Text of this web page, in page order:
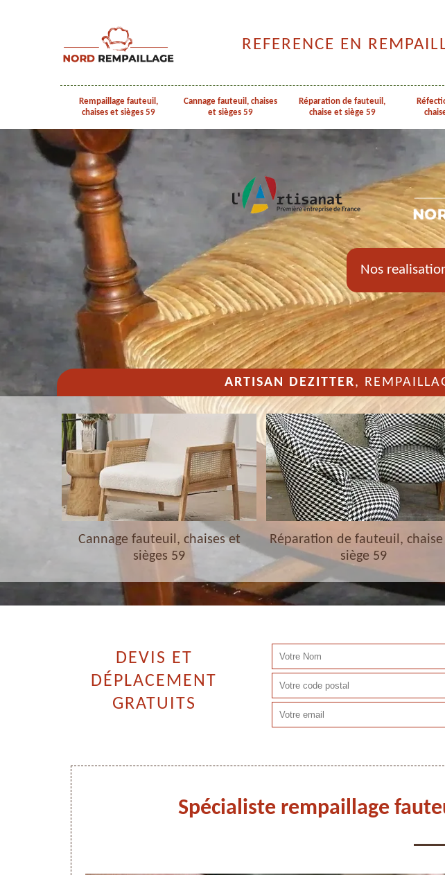
REFERENCE EN
Rempaillage fauteuil,
chaises et sièges 59
Cannage fauteuil, chaises
et sièges 59
Réparation de fauteuil,
chaise et siège 59
Nos
ARTISAN DEZITTER,
Cannage fauteuil, chaises et
sièges 59
Réparation de fauteuil,
siège 59
DEVIS ET
DÉPLACEMENT
GRATUITS
Spécialiste rempaillage